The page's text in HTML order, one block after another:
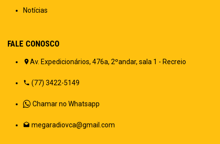
Notícias
FALE CONOSCO
Av. Expedicionários, 476a, 2ºandar, sala 1 - Recreio
(77) 3422-5149
Chamar no Whatsapp
megaradiovca@gmail.com